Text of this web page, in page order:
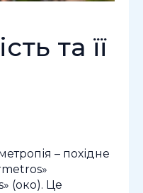
та її
– похідне
(око). Це